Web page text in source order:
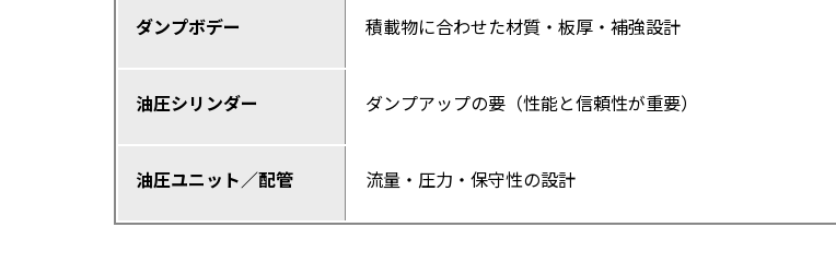
ダンプボデー 積載物に合わせた材質・板厚・補強設計
油圧シリンダー ダンプアップの要（性能と信頼性が重要）
油圧ユニット／配管 流量・圧力・保守性の設計